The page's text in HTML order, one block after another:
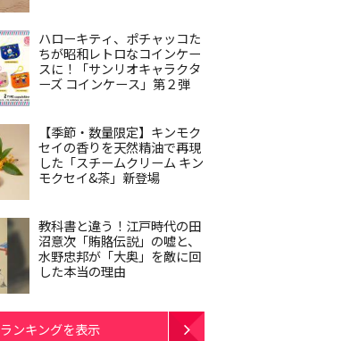
ハローキティ、ポチャッコた
ちが昭和レトロなコインケー
スに！「サンリオキャラクタ
ーズ コインケース」第２弾
【季節・数量限定】キンモク
セイの香りを天然精油で再現
した「スチームクリーム キン
モクセイ&茶」新登場
教科書と違う！江戸時代の田
沼意次「賄賂伝説」の嘘と、
水野忠邦が「大奥」を敵に回
した本当の理由
ランキングを表示